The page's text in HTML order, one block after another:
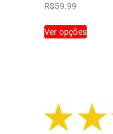
R$59.99
Ver opçõesproduto
opções
podem
ser